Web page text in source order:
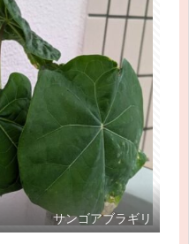
サンゴアブラギリ